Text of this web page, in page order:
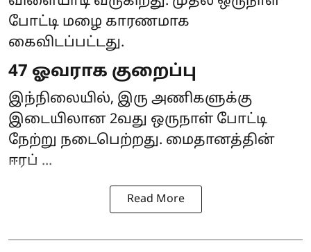
போட்டி மழை காரணமாக
கைவிடப்பட்டது.
47 ஓவராக குறைப்பு
இந்நிலையில், இரு அணிகளுக்கு
இடையிலான 2வது ஒருநாள் போட்டி
நேற்று நடைபெற்றது. மைதானத்தின்
ஈரப் ...
Read More